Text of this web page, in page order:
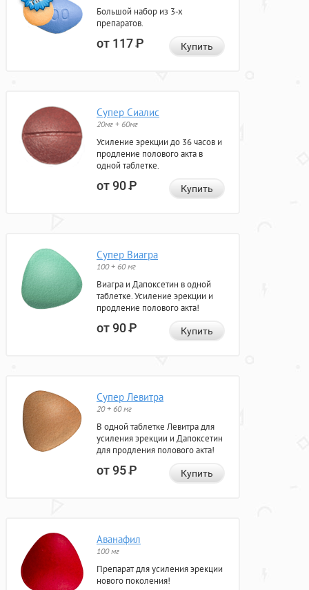
Большой набор из 3-х
препаратов.
от 117Р Купить
Супер Сиалис
20мг + 60мг
Усиление эрекции до 36 часов и
продление полового акта в
одной таблетке.
от 90Р Купить
Супер Виагра
100 + 60 мг
Виагра и Дапоксетин в одной
таблетке. Усиление эрекции и
продление полового акта!
от 90Р Купить
Супер Левитра
20 + 60 мг
В одной таблетке Левитра для
усиления эрекции и Дапоксетин
для продления полового акта!
от 95Р Купить
Аванафил
100 мг
Препарат для усиления эрекции
нового поколения!